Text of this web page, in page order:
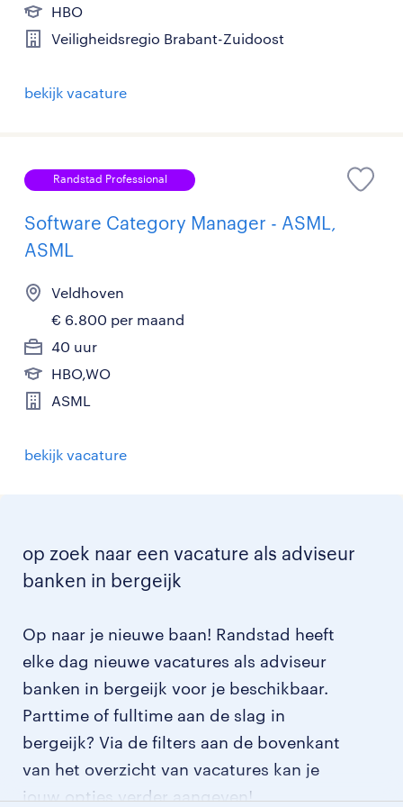
HBO
Veiligheidsregio Brabant-Zuidoost
bekijk vacature
Randstad Professional
Software Category Manager - ASML,
ASML
Veldhoven
€ 6.800 per maand
40 uur
HBO,WO
ASML
bekijk vacature
op zoek naar een vacature als adviseur
banken in bergeijk
Op naar je nieuwe baan! Randstad heeft
elke dag nieuwe vacatures als adviseur
banken in bergeijk voor je beschikbaar.
Parttime of fulltime aan de slag in
bergeijk? Via de filters aan de bovenkant
van het overzicht van vacatures kan je
jouw opties verder aangeven!